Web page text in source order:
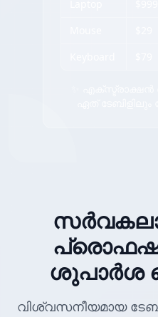
ശുപാർശ
വിശ്വസനീയമായ